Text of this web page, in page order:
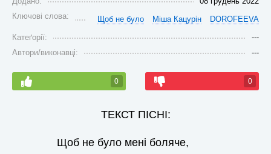
Ключові слова:
Щоб не було Міша Кацурін
DOROFEEVA
Катеґорії:
---
Автори/виконавці:
---
0 0
ТЕКСТ ПІСНІ:
Щоб не було мені боляче,